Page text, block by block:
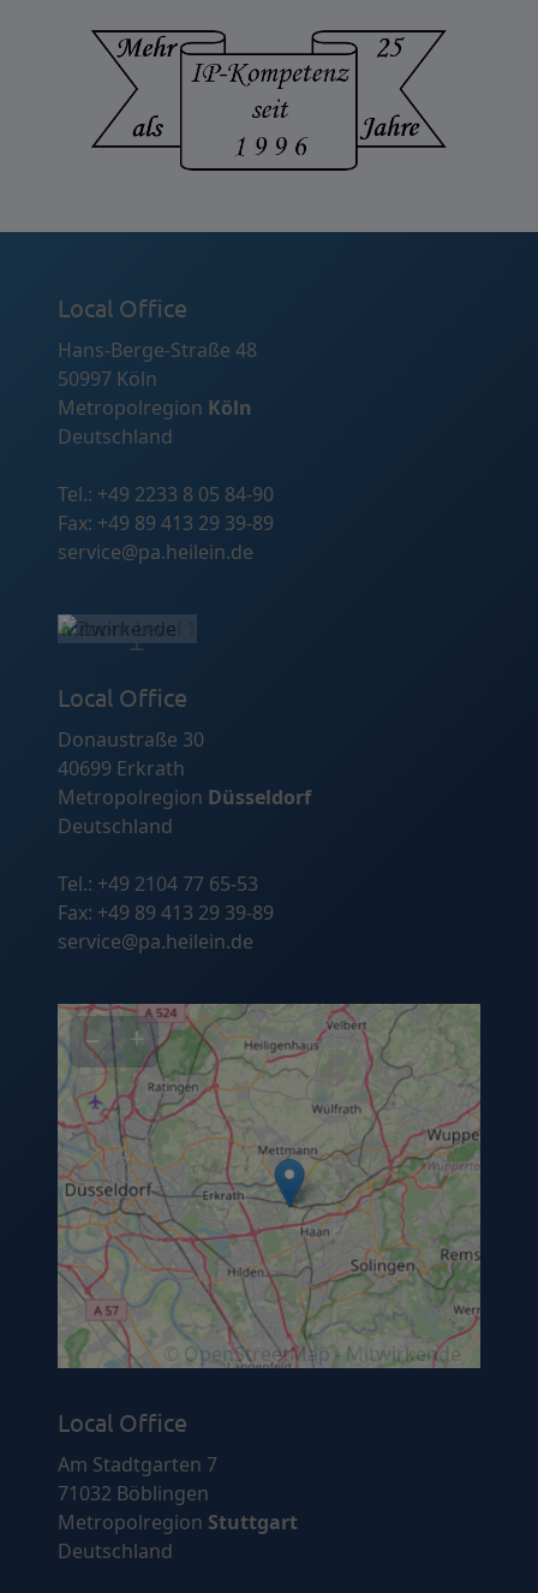
Local Office
Hans-Berge-Straße 48
50997 Köln
Metropolregion Köln
Deutschland
Tel.: +49 2233 8 05 84-90
Fax: +49 89 413 29 39-89
service@pa.heilein.de
− +
- Mitwirkende
Local Office
Donaustraße 30
40699 Erkrath
Metropolregion Düsseldorf
Deutschland
Tel.: +49 2104 77 65-53
Fax: +49 89 413 29 39-89
service@pa.heilein.de
− +
© OpenStreetMap - Mitwirkende
Local Office
Am Stadtgarten 7
71032 Böblingen
Metropolregion Stuttgart
Deutschland